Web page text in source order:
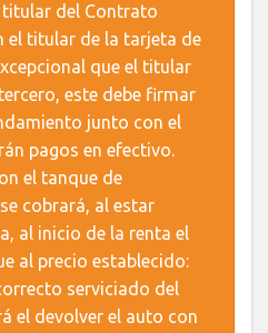
del Contrato
el titular de la tarjeta de
que el titular
este debe firmar
junto con el
pagos en efectivo.
el tanque de
cobrará, al estar
al inicio de la renta el
al precio establecido:
serviciado del
el devolver el auto con